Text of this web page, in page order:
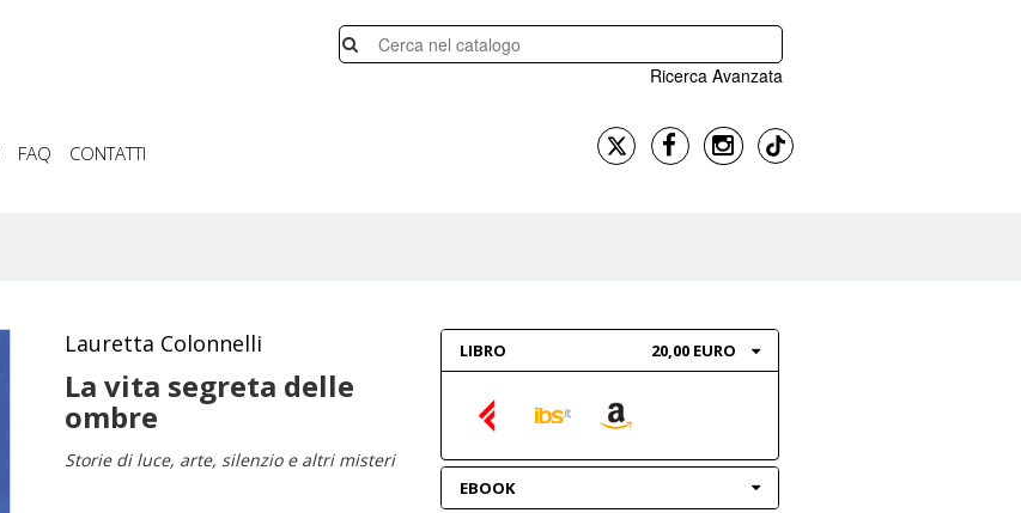
Ricerca Avanzata
FAQ CONTATTI
Lauretta Colonnelli
La vita segreta delle
ombre
Storie di luce, arte, silenzio e altri misteri
LIBRO 20,00 EURO
EBOOK